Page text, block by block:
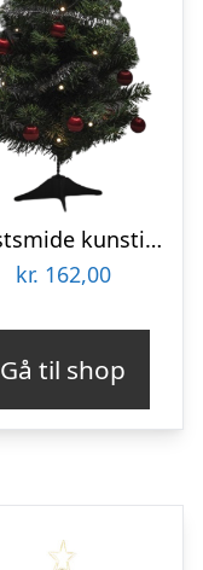
Konstsmide kunstigt juletræ
kr. 162,00
Gå til shop